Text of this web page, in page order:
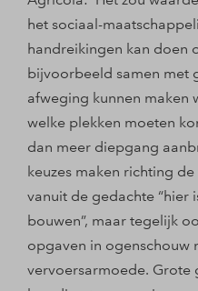
het sociaal-
handreikingen kan doen
bijvoorbeeld samen met
afweging kunnen maken
welke plekken moeten
dan meer diepgang
keuzes maken richting
vanuit de gedachte “hier
bouwen”, maar tegelijk
opgaven in ogenschouw
vervoersarmoede. Grote